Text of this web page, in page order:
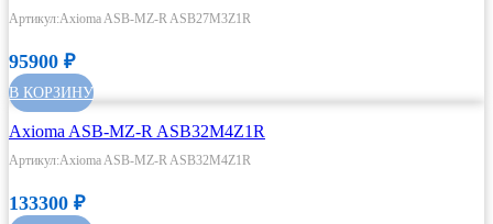
Артикул:Axioma ASB-MZ-R ASB27M3Z1R
95900 ₽
В КОРЗИНУ
Axioma ASB-MZ-R ASB32M4Z1R
Артикул:Axioma ASB-MZ-R ASB32M4Z1R
133300 ₽